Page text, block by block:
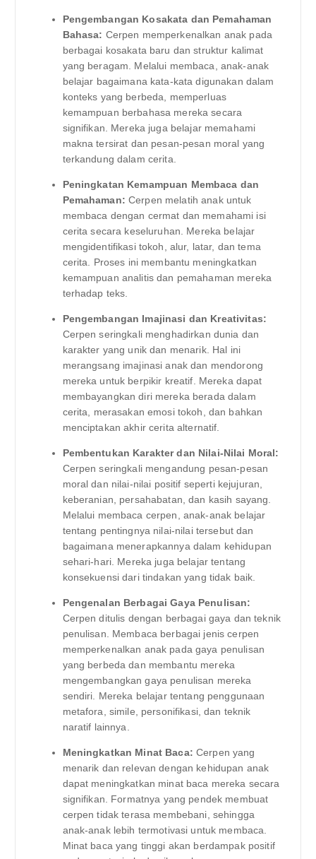
Pengembangan Kosakata dan Pemahaman
Bahasa: Cerpen memperkenalkan anak pada
berbagai kosakata baru dan struktur kalimat
yang beragam. Melalui membaca, anak-anak
belajar bagaimana kata-kata digunakan dalam
konteks yang berbeda, memperluas
kemampuan berbahasa mereka secara
signifikan. Mereka juga belajar memahami
makna tersirat dan pesan-pesan moral yang
terkandung dalam cerita.
Peningkatan Kemampuan Membaca dan
Pemahaman: Cerpen melatih anak untuk
membaca dengan cermat dan memahami isi
cerita secara keseluruhan. Mereka belajar
mengidentifikasi tokoh, alur, latar, dan tema
cerita. Proses ini membantu meningkatkan
kemampuan analitis dan pemahaman mereka
terhadap teks.
Pengembangan Imajinasi dan Kreativitas:
Cerpen seringkali menghadirkan dunia dan
karakter yang unik dan menarik. Hal ini
merangsang imajinasi anak dan mendorong
mereka untuk berpikir kreatif. Mereka dapat
membayangkan diri mereka berada dalam
cerita, merasakan emosi tokoh, dan bahkan
menciptakan akhir cerita alternatif.
Pembentukan Karakter dan Nilai-Nilai Moral:
Cerpen seringkali mengandung pesan-pesan
moral dan nilai-nilai positif seperti kejujuran,
keberanian, persahabatan, dan kasih sayang.
Melalui membaca cerpen, anak-anak belajar
tentang pentingnya nilai-nilai tersebut dan
bagaimana menerapkannya dalam kehidupan
sehari-hari. Mereka juga belajar tentang
konsekuensi dari tindakan yang tidak baik.
Pengenalan Berbagai Gaya Penulisan:
Cerpen ditulis dengan berbagai gaya dan teknik
penulisan. Membaca berbagai jenis cerpen
memperkenalkan anak pada gaya penulisan
yang berbeda dan membantu mereka
mengembangkan gaya penulisan mereka
sendiri. Mereka belajar tentang penggunaan
metafora, simile, personifikasi, dan teknik
naratif lainnya.
Meningkatkan Minat Baca: Cerpen yang
menarik dan relevan dengan kehidupan anak
dapat meningkatkan minat baca mereka secara
signifikan. Formatnya yang pendek membuat
cerpen tidak terasa membebani, sehingga
anak-anak lebih termotivasi untuk membaca.
Minat baca yang tinggi akan berdampak positif